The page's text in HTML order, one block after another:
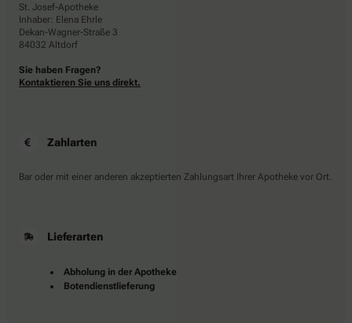
St. Josef-Apotheke
Inhaber: Elena Ehrle
Dekan-Wagner-Straße 3
84032 Altdorf
Sie haben Fragen?
Kontaktieren Sie uns direkt.
Zahlarten
Bar oder mit einer anderen akzeptierten Zahlungsart Ihrer Apotheke vor Ort.
Lieferarten
Abholung in der Apotheke
Botendienstlieferung